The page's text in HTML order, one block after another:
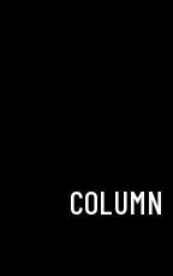
COLUMN